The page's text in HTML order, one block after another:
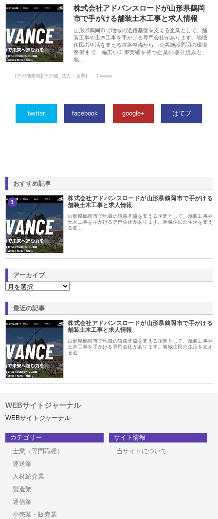
株式会社アドバンスロードが山形県鶴岡
市で手がける舗装土木工事と求人情報
山形県鶴岡市で地域の道路基盤を支える企業として、舗
装工事や土木工事を手がける専門会社があります。地域
住民の生活を支える道路整備から、公共施設周辺の環境
整備まで、幅広い工事実績を持つ企業の取り組みと、
地…
[その他業種][その他_法人・企業] 0views
twitter facebook google+ はてブ
おすすめ記事
1
株式会社アドバンスロードが山形県鶴岡市で手がける
舗装土木工事と求人情報
山形県鶴岡市で地域の道路基盤を支える企業として、舗装工事や
土木工事を手がける専門会社があります。地域住民の生活を支え
る道…
アーカイブ
最近の記事
株式会社アドバンスロードが山形県鶴岡市で手がける
舗装土木工事と求人情報
山形県鶴岡市で地域の道路基盤を支える企業として、舗装工事や
土木工事を手がける専門会社があります。地域住民の生活を支え
る道…
WEBサイトジャーナル
WEBサイトジャーナル
カテゴリー
士業（専門職種）
運送業
人材紹介業
製造業
通信業
小売業・販売業
サイト情報
当サイトについて